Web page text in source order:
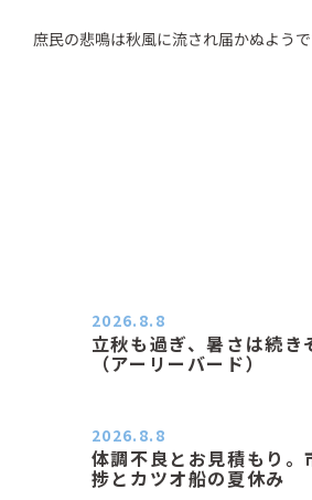
庶民の悲鳴は秋風に流され届かぬようで
立秋も過ぎ、暑さは続き
（アーリーバード）
2026.8.8
体調不良とお見積もり。
捗とカツオ船の夏休み
2026.8.8